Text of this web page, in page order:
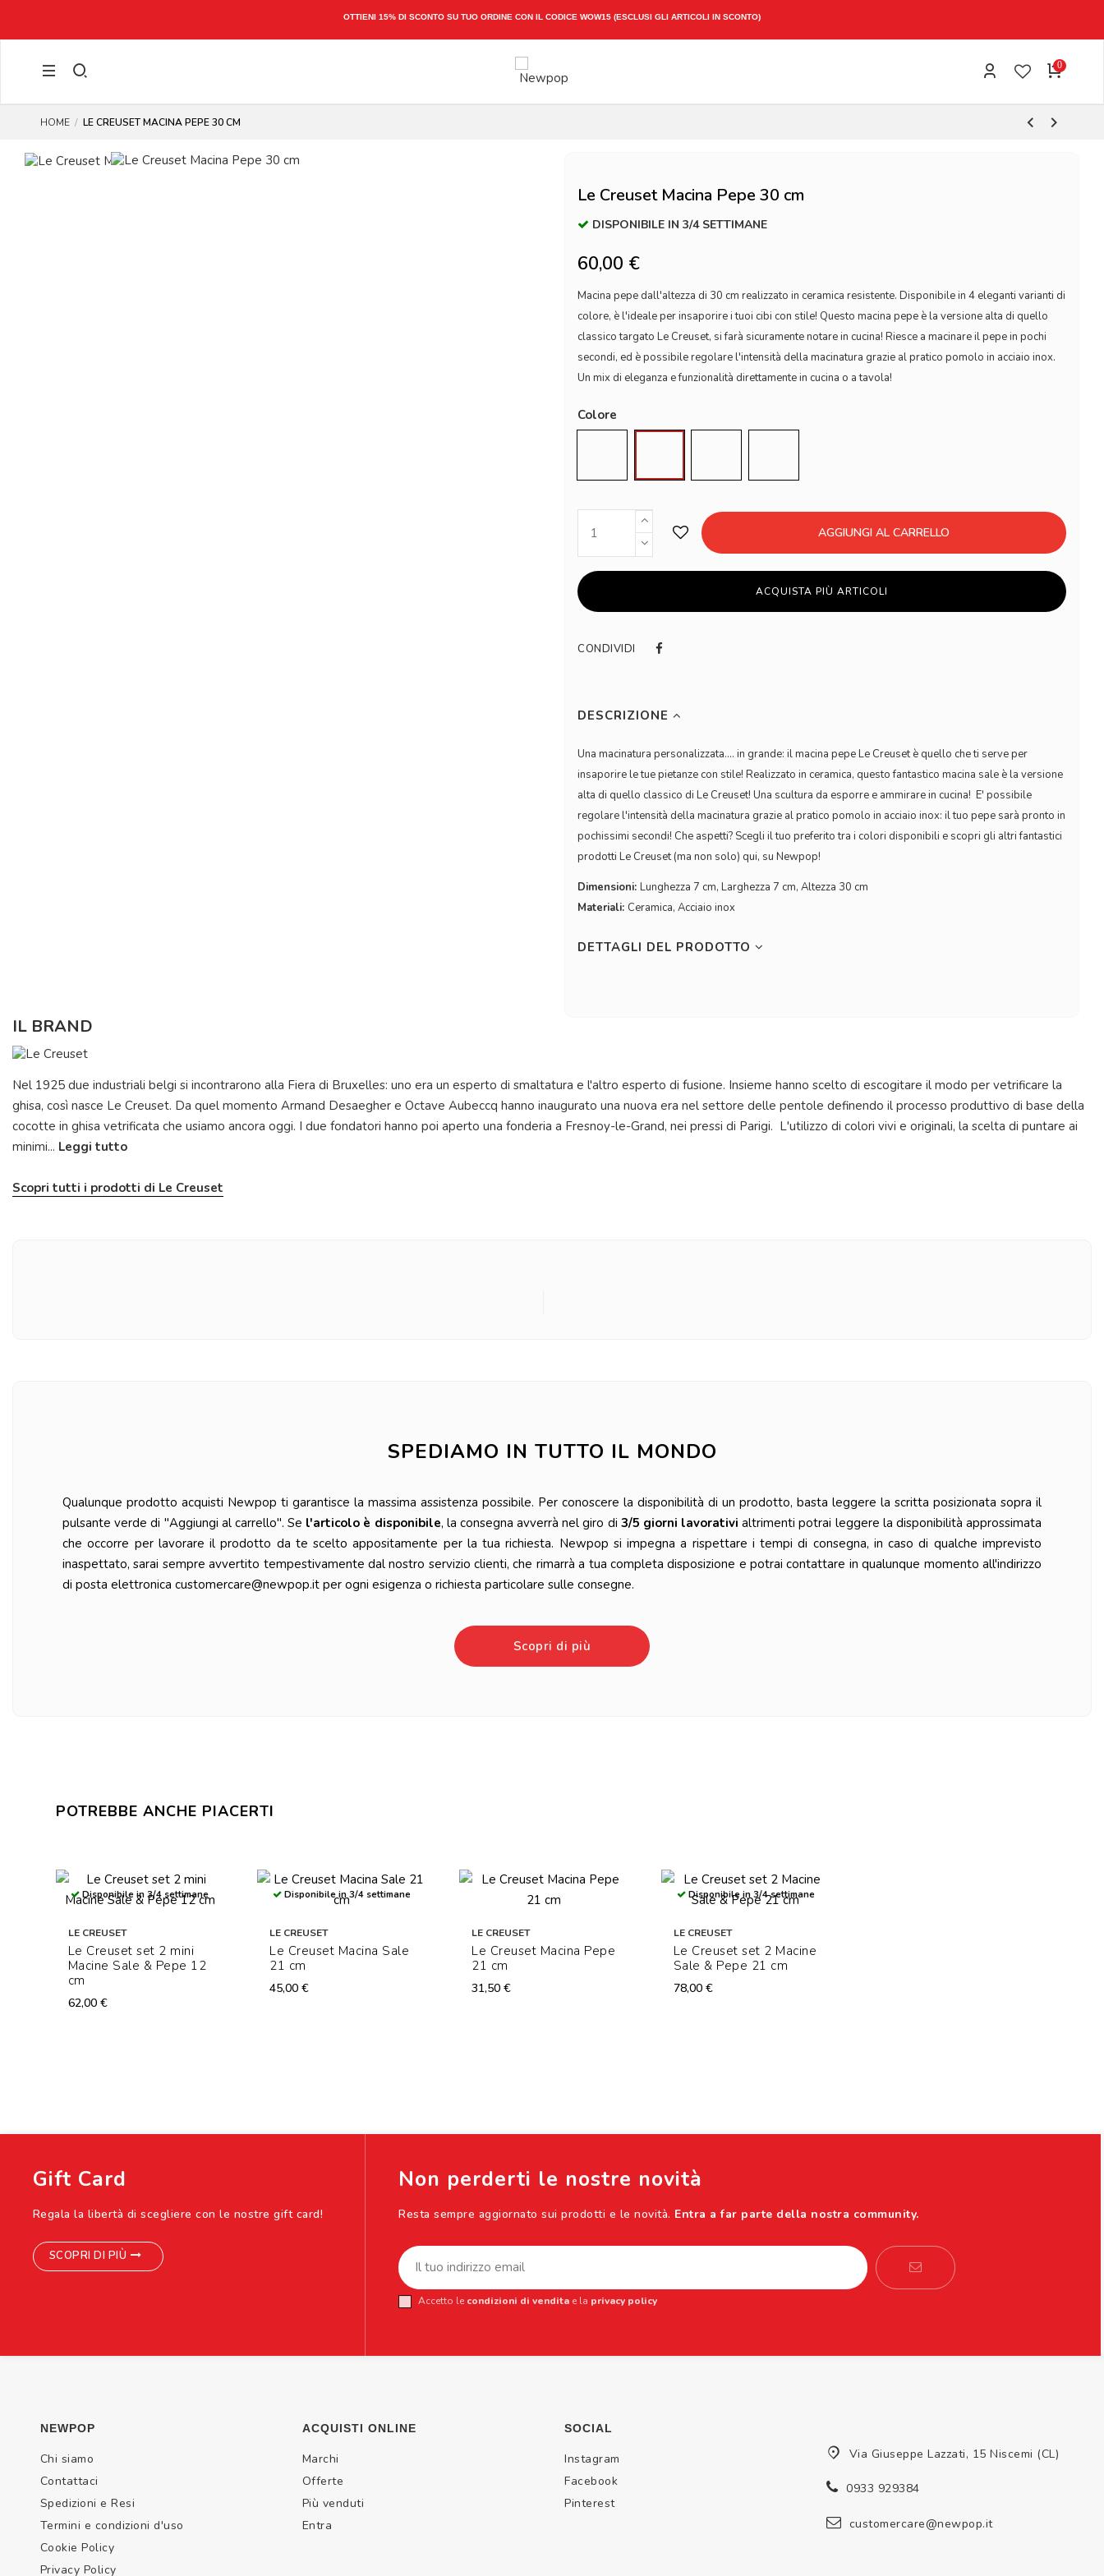
OTTIENI 15% DI SCONTO SU TUO ORDINE CON IL CODICE WOW15(ESCLUSI GLI ARTICOLI IN SCONTO)
0
HOME LE CREUSET MACINA PEPE 30 CM
Le Creuset Macina Pepe 30 cm
DISPONIBILE IN 3/4 SETTIMANE
60,00 €
Macina pepe dall'altezza di 30 cm realizzato in ceramica resistente. Disponibile in 4 eleganti varianti di
colore, è l'ideale per insaporire i tuoi cibi con stile! Questo macina pepe è la versione alta di quello
classico targato Le Creuset, si farà sicuramente notare in cucina! Riesce a macinare il pepe in pochi
secondi, ed è possibile regolare l'intensità della macinatura grazie al pratico pomolo in acciaio inox.
Un mix di eleganza e funzionalità direttamente in cucina o a tavola!
Colore
AGGIUNGI AL CARRELLO
ACQUISTA PIÙ ARTICOLI
CONDIVIDI
DESCRIZIONE
Una macinatura personalizzata.... in grande: il macina pepe Le Creuset è quello che ti serve per
insaporire le tue pietanze con stile! Realizzato in ceramica, questo fantastico macina sale è la versione
alta di quello classico di Le Creuset! Una scultura da esporre e ammirare in cucina! E' possibile
regolare l'intensità della macinatura grazie al pratico pomolo in acciaio inox: il tuo pepe sarà pronto in
pochissimi secondi! Che aspetti? Scegli il tuo preferito tra i colori disponibili e scopri gli altri fantastici
prodotti Le Creuset (ma non solo) qui, su Newpop!
Dimensioni: Lunghezza 7 cm, Larghezza 7 cm, Altezza 30 cm
Materiali: Ceramica, Acciaio inox
DETTAGLI DEL PRODOTTO
IL BRAND
Nel 1925 due industriali belgi si incontrarono alla Fiera di Bruxelles: uno era un esperto di smaltatura e l'altro esperto di fusione. Insieme hanno scelto di escogitare il modo per vetrificare la
ghisa, così nasce Le Creuset. Da quel momento Armand Desaegher e Octave Aubeccq hanno inaugurato una nuova era nel settore delle pentole definendo il processo produttivo di base della
cocotte in ghisa vetrificata che usiamo ancora oggi. I due fondatori hanno poi aperto una fonderia a Fresnoy-le-Grand, nei pressi di Parigi. L'utilizzo di colori vivi e originali, la scelta di puntare ai
minimi... Leggi tutto
Scopri tutti i prodotti di Le Creuset
SPEDIAMO IN TUTTO IL MONDO
Qualunque prodotto acquisti Newpop ti garantisce la massima assistenza possibile. Per conoscere la disponibilità di un prodotto, basta leggere la scritta posizionata sopra il
pulsante verde di "Aggiungi al carrello". Se l'articolo è disponibile, la consegna avverrà nel giro di 3/5 giorni lavorativi altrimenti potrai leggere la disponibilità approssimata
che occorre per lavorare il prodotto da te scelto appositamente per la tua richiesta. Newpop si impegna a rispettare i tempi di consegna, in caso di qualche imprevisto
inaspettato, sarai sempre avvertito tempestivamente dal nostro servizio clienti, che rimarrà a tua completa disposizione e potrai contattare in qualunque momento all'indirizzo
di posta elettronica customercare@newpop.it per ogni esigenza o richiesta particolare sulle consegne.
Scopri di più
POTREBBE ANCHE PIACERTI
Disponibile in 3/4 settimane
LE CREUSET
Le Creuset set 2 mini
Macine Sale & Pepe 12
cm
62,00 €
Disponibile in 3/4 settimane
LE CREUSET
Le Creuset Macina Sale
21 cm
45,00 €
LE CREUSET
Le Creuset Macina Pepe
21 cm
31,50 €
Disponibile in 3/4 settimane
LE CREUSET
Le Creuset set 2 Macine
Sale & Pepe 21 cm
78,00 €
Gift Card
Regala la libertà di scegliere con le nostre gift card!
SCOPRI DI PIÙ
Non perderti le nostre novità
Resta sempre aggiornato sui prodotti e le novità. Entra a far parte della nostra community.
Accetto le condizioni di venditae la privacy policy
NEWPOP
Chi siamo
Contattaci
Spedizioni e Resi
Termini e condizioni d'uso
Cookie Policy
Privacy Policy
ACQUISTI ONLINE
Marchi
Offerte
Più venduti
Entra
SOCIAL
Instagram
Facebook
Pinterest
Via Giuseppe Lazzati, 15 Niscemi (CL)
0933 929384
customercare@newpop.it